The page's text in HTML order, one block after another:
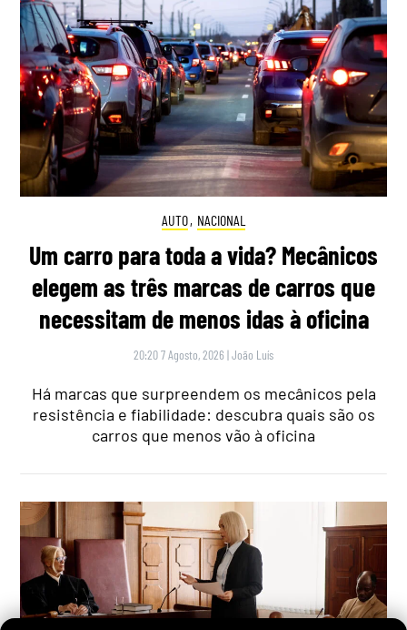
AUTO, NACIONAL
Um carro para toda a vida? Mecânicos
elegem as três marcas de carros que
necessitam de menos idas à oficina
20:20 7 Agosto, 2026 |João Luís
Há marcas que surpreendem os mecânicos pela
resistência e fiabilidade: descubra quais são os
carros que menos vão à oficina